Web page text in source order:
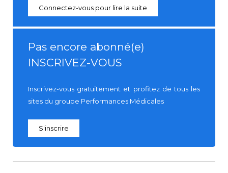
Connectez-vous pour lire la suite
Pas encore abonné(e)
INSCRIVEZ-VOUS
Inscrivez-vous gratuitement et profitez de tous les
sites du groupe Performances Médicales
S'inscrire